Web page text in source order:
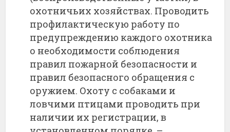
охотничьих хозяйствах. Проводить
профилактическую работу по
предупреждению каждого охотника
о необходимости соблюдения
правил пожарной безопасности и
правил безопасного обращения с
оружием. Охоту с собаками и
ловчими птицами проводить при
наличии их регистрации, в